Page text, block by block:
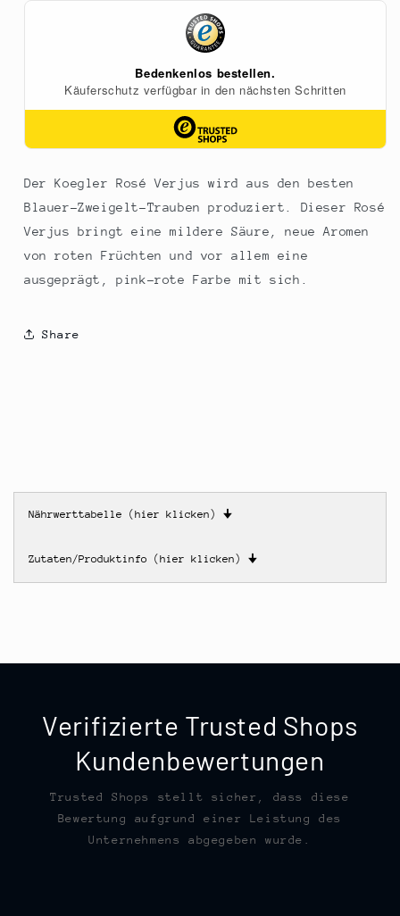
Rheingau,
Weingut-
750
ml
Der Koegler Rosé Verjus wird aus den besten
Blauer-Zweigelt-Trauben produziert. Dieser Rosé
Verjus bringt eine mildere Säure, neue Aromen
von roten Früchten und vor allem eine
ausgeprägt, pink-rote Farbe mit sich.
Share
Nährwerttabelle (hier klicken) 🠋
Zutaten/Produktinfo (hier klicken) 🠋
Verifizierte Trusted Shops
Kundenbewertungen
Trusted Shops stellt sicher, dass diese
Bewertung aufgrund einer Leistung des
Unternehmens abgegeben wurde.